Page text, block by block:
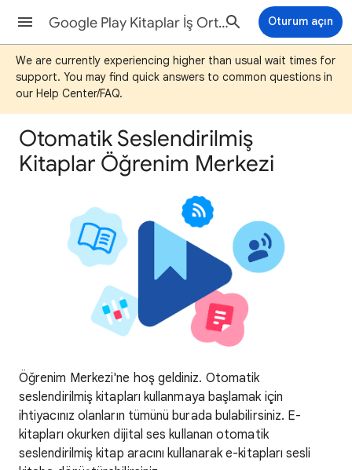
Google Play Kitaplar İş Ortağı Merkezi Yardımı Oturum açın
We are currently experiencing higher than usual wait times for
support. You may find quick answers to common questions in
our Help Center/FAQ.
Otomatik Seslendirilmiş
Kitaplar Öğrenim Merkezi
Öğrenim Merkezi'ne hoş geldiniz. Otomatik
seslendirilmiş kitapları kullanmaya başlamak için
ihtiyacınız olanların tümünü burada bulabilirsiniz. E-
kitapları okurken dijital ses kullanan otomatik
seslendirilmiş kitap aracını kullanarak e-kitapları sesli